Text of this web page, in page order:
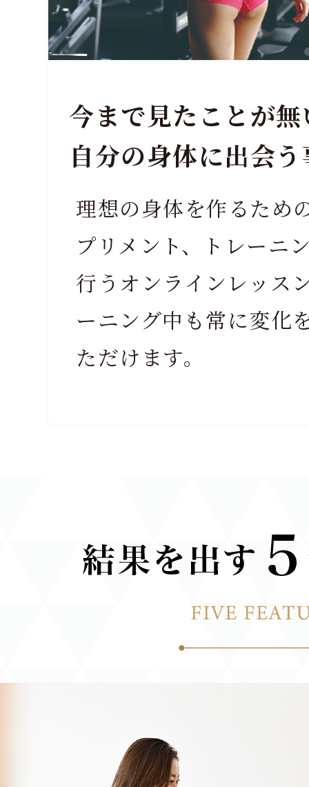
今まで見たことが無
自分の身体に出会
理想の身体を作るため
プリメント、トレーニ
行うオンラインレッス
ーニング中も常に変化
ただけます。